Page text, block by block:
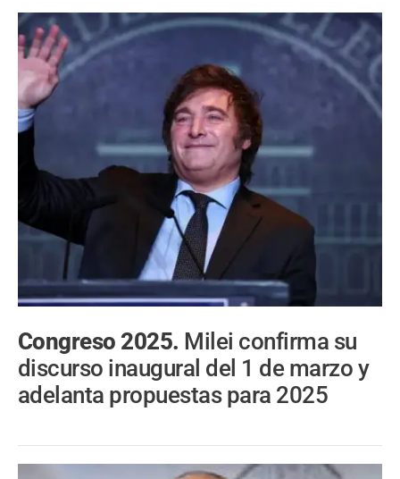
Congreso 2025. Milei confirma su
discurso inaugural del 1 de marzo y
adelanta propuestas para 2025